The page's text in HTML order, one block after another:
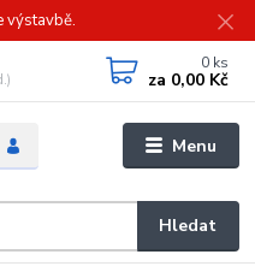
výstavbě.
Menu
Hledat
0 ks
za 0,00 Kč